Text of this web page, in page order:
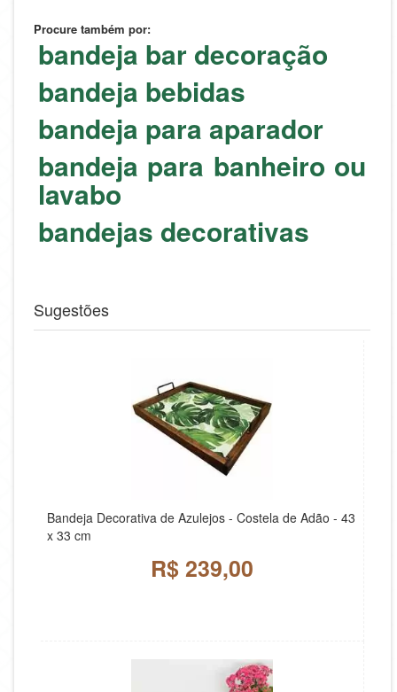
Procure também por:
bandeja bar decoração
bandeja bebidas
bandeja para aparador
bandeja para banheiro ou
lavabo
bandejas decorativas
Sugestões
Bandeja Decorativa de Azulejos - Costela de Adão - 43
x 33 cm
R$ 239,00